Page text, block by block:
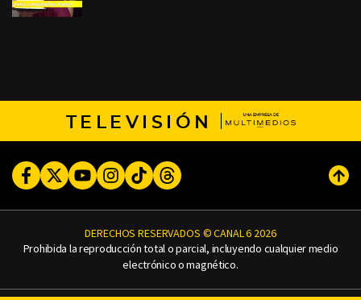
TELEVISIÓN
FacebookTwitterYoutubeInstagram
TikTokThreads
DERECHOS RESERVADOS © CANAL 6 2026
Prohibida la reproducción total o parcial, incluyendo cualquier medio
electrónico o magnético.